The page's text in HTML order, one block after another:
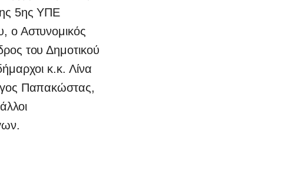
5ης ΥΠΕ
ο Αστυνομικός
του Δημοτικού
κ.κ. Λίνα
Παπακώστας,